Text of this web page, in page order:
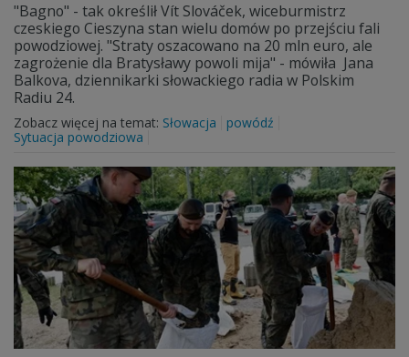
"Bagno" - tak określił Vít Slováček, wiceburmistrz
czeskiego Cieszyna stan wielu domów po przejściu fali
powodziowej. "Straty oszacowano na 20 mln euro, ale
zagrożenie dla Bratysławy powoli mija" - mówiła Jana
Balkova, dziennikarki słowackiego radia w Polskim
Radiu 24.
Zobacz więcej na temat: Słowacja
powódź
Sytuacja powodziowa